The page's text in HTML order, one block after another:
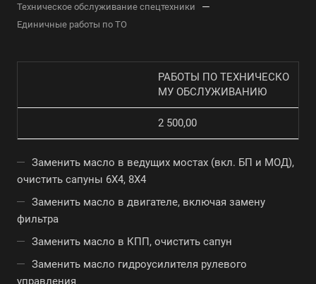
Техническое обслуживание спецтехники —
Единичные работы по ТО
РАБОТЫ ПО ТЕХНИЧЕСКО
МУ ОБСЛУЖИВАНИЮ
2 500,00
Заменить масло в ведущих мостах (вкл. БП и МОД),
очистить сапуны 6Х4, 8Х4
Заменить масло в двигателе, включая замену
фильтра
Заменить масло в КПП, очистить сапун
Заменить масло гидроусилителя рулевого
управления